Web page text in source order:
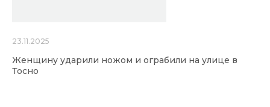
23.11.2025
Женщину ударили ножом и ограбили на улице в
Тосно